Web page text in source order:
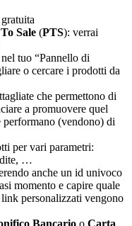
Sale (PTS): verrai
tuo “Pannello di
o cercare i prodotti da
che permettono di
a promuovere quel
(vendono) di
per vari parametri:
…
anche un id univoco
momento e capire quale
personalizzati vengono
Bancario o Carta